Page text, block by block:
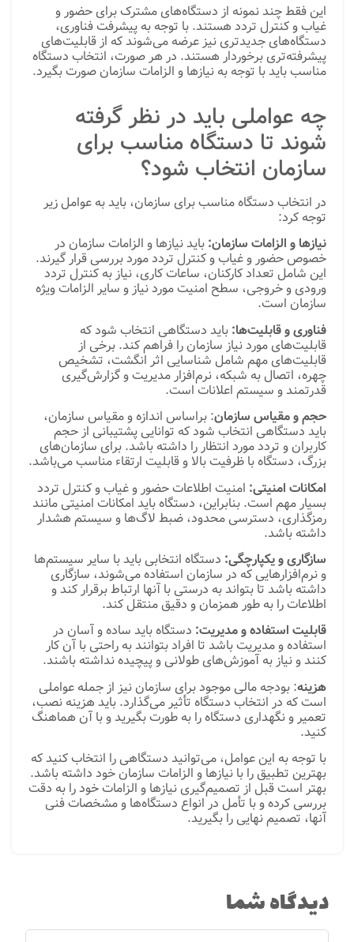
این فقط چند نمونه از دستگاه‌های مشترک برای حضور و
غیاب و کنترل تردد هستند. با توجه به پیشرفت فناوری،
دستگاه‌های جدیدتری نیز عرضه می‌شوند که از قابلیت‌های
پیشرفته‌تری برخوردار هستند. در هر صورت، انتخاب دستگاه
مناسب باید با توجه به نیازها و الزامات سازمان صورت بگیرد.
چه عواملی باید در نظر گرفته
شوند تا دستگاه مناسب برای
سازمان انتخاب شود؟
در انتخاب دستگاه مناسب برای سازمان، باید به عوامل زیر
توجه کرد:
نیازها و الزامات سازمان: باید نیازها و الزامات سازمان در
خصوص حضور و غیاب و کنترل تردد مورد بررسی قرار گیرند.
این شامل تعداد کارکنان، ساعات کاری، نیاز به کنترل تردد
ورودی و خروجی، سطح امنیت مورد نیاز و سایر الزامات ویژه
سازمان است.
فناوری و قابلیت‌ها: باید دستگاهی انتخاب شود که
قابلیت‌های مورد نیاز سازمان را فراهم کند. برخی از
قابلیت‌های مهم شامل شناسایی اثر انگشت، تشخیص
چهره، اتصال به شبکه، نرم‌افزار مدیریت و گزارش‌گیری
قدرتمند و سیستم اعلانات است.
حجم و مقیاس سازمان: براساس اندازه و مقیاس سازمان،
باید دستگاهی انتخاب شود که توانایی پشتیبانی از حجم
کاربران و تردد مورد انتظار را داشته باشد. برای سازمان‌های
بزرگ، دستگاه با ظرفیت بالا و قابلیت ارتقاء مناسب می‌باشد.
امکانات امنیتی: امنیت اطلاعات حضور و غیاب و کنترل تردد
بسیار مهم است. بنابراین، دستگاه باید امکانات امنیتی مانند
رمزگذاری، دسترسی محدود، ضبط لاگ‌ها و سیستم هشدار
داشته باشد.
سازگاری و یکپارچگی: دستگاه انتخابی باید با سایر سیستم‌ها
و نرم‌افزارهایی که در سازمان استفاده می‌شوند، سازگاری
داشته باشد تا بتواند به درستی با آنها ارتباط برقرار کند و
اطلاعات را به طور همزمان و دقیق منتقل کند.
قابلیت استفاده و مدیریت: دستگاه باید ساده و آسان در
استفاده و مدیریت باشد تا افراد بتوانند به راحتی با آن کار
کنند و نیاز به آموزش‌های طولانی و پیچیده نداشته باشند.
هزینه: بودجه مالی موجود برای سازمان نیز از جمله عواملی
است که در انتخاب دستگاه تأثیر می‌گذارد. باید هزینه نصب،
تعمیر و نگهداری دستگاه را به طورت بگیرید و با آن هماهنگ
کنید.
با توجه به این عوامل، می‌توانید دستگاهی را انتخاب کنید که
بهترین تطبیق را با نیازها و الزامات سازمان خود داشته باشد.
بهتر است قبل از تصمیم‌گیری نیازها و الزامات خود را به دقت
بررسی کرده و با تأمل در انواع دستگاه‌ها و مشخصات فنی
آنها، تصمیم نهایی را بگیرید.
دیدگاه شما